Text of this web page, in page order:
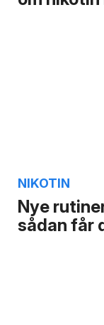
Nye
sådan får
NIKOTIN